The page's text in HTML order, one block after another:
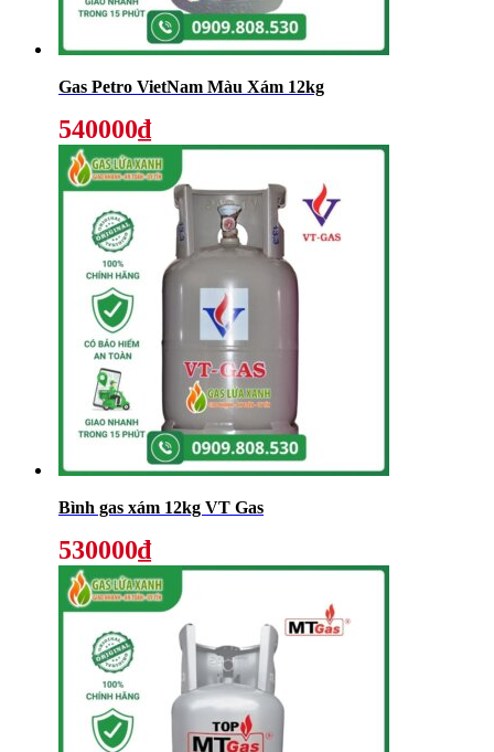
Gas Petro VietNam Màu Xám 12kg
540000₫
Bình gas xám 12kg VT Gas
530000₫